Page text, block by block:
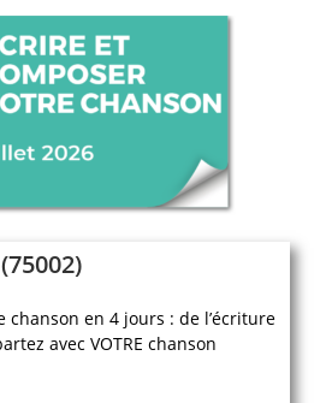
chanson en 4 jours : de l’écriture
avec VOTRE chanson